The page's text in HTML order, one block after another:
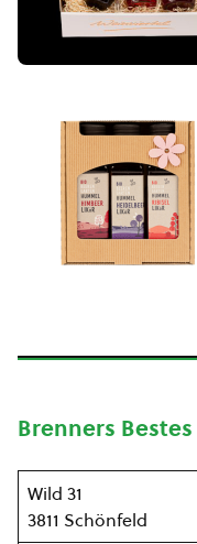
Brenners Bestes
Wild 31
3811 Schönfeld